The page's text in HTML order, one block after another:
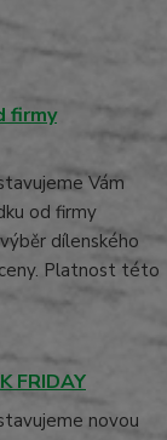
firmy
Vám
od firmy
dílenského
Platnost této
FRIDAY
novou